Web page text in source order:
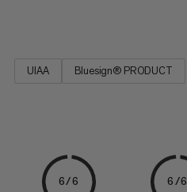
UIAA Bluesign® PRODUCT
6/6 6/6